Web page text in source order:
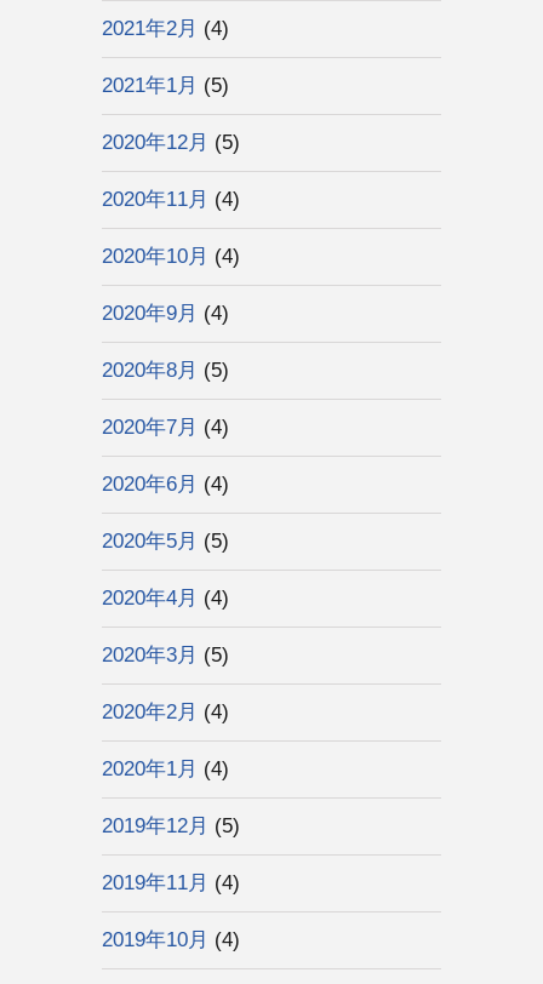
2021年2月 (4)
2021年1月 (5)
2020年12月 (5)
2020年11月 (4)
2020年10月 (4)
2020年9月 (4)
2020年8月 (5)
2020年7月 (4)
2020年6月 (4)
2020年5月 (5)
2020年4月 (4)
2020年3月 (5)
2020年2月 (4)
2020年1月 (4)
2019年12月 (5)
2019年11月 (4)
2019年10月 (4)